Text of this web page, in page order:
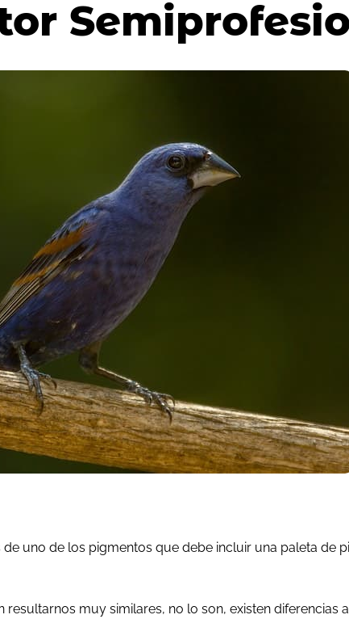
de uno de los pigmentos que debe incluir una paleta de
resultarnos muy similares, no lo son, existen diferencias